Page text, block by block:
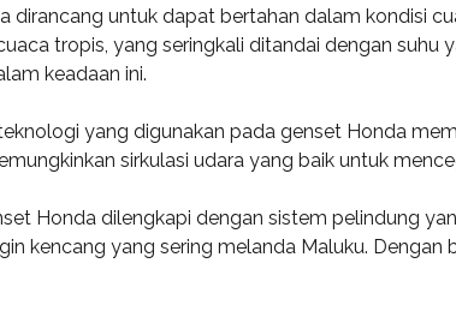
dirancang untuk dapat bertahan dalam kondisi
tropis, yang seringkali ditandai dengan
keadaan ini.
yang digunakan pada genset Honda
sirkulasi udara yang baik untuk
Honda dilengkapi dengan sistem pelindung
kencang yang sering melanda Maluku.